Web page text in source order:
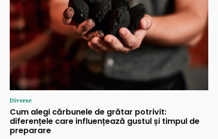
Diverse
Cum alegi cărbunele de grătar potrivit:
diferențele care influențează gustul și timpul de
preparare